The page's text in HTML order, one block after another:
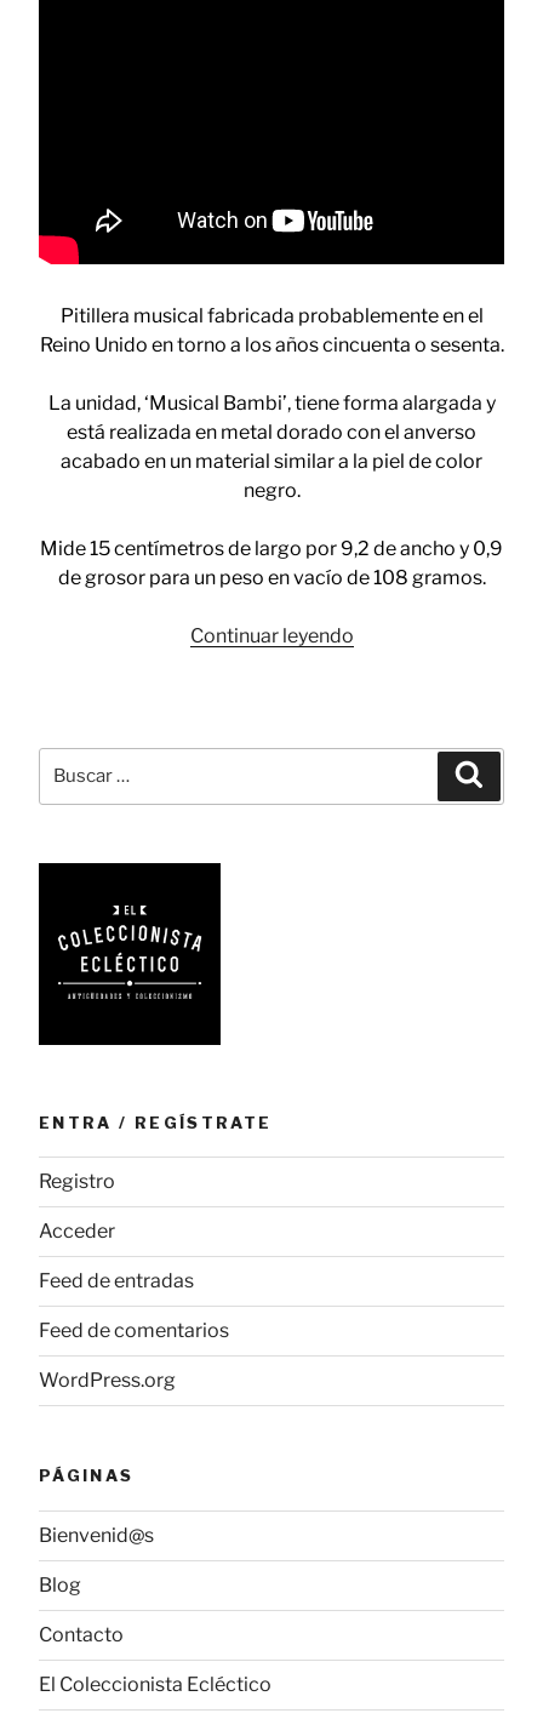
Pitillera musical fabricada probablemente en el
Reino Unido en torno a los años cincuenta o sesenta.
La unidad, ‘Musical Bambi’, tiene forma alargada y
está realizada en metal dorado con el anverso
acabado en un material similar a la piel de color
negro.
Mide 15 centímetros de largo por 9,2 de ancho y 0,9
de grosor para un peso en vacío de 108 gramos.
Continuar leyendo«Fumando
estilo»
por:
ENTRA / REGÍSTRATE
Registro
Acceder
Feed de entradas
Feed de comentarios
WordPress.org
PÁGINAS
Bienvenid@s
Blog
Contacto
El Coleccionista Ecléctico